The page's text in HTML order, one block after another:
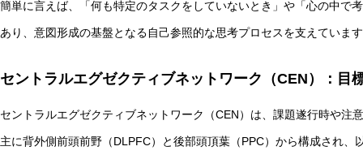
簡単に言えば、「何も特定のタスクをしていないとき」や「心の中で
あり、意図形成の基盤となる自己参照的な思考プロセスを支えていま
セントラルエグゼクティブネットワーク（CEN）：目
セントラルエグゼクティブネットワーク（CEN）は、課題遂行時や注
主に背外側前頭前野（DLPFC）と後部頭頂葉（PPC）から構成され、